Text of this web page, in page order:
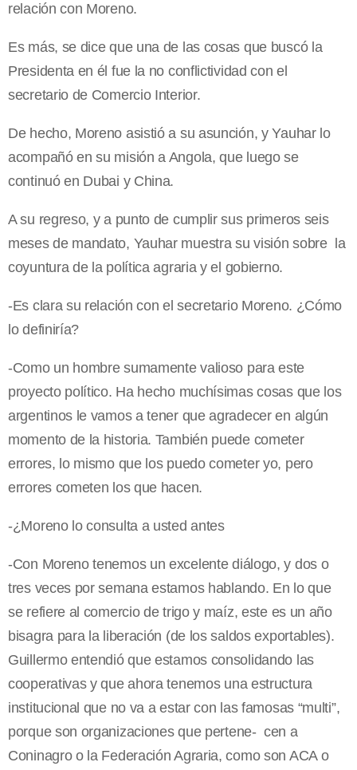
relación con Moreno.
Es más, se dice que una de las cosas que buscó la
Presidenta en él fue la no conflictividad con el
secretario de Comercio Interior.
De hecho, Moreno asistió a su asunción, y Yauhar lo
acompañó en su misión a Angola, que luego se
continuó en Dubai y China.
A su regreso, y a punto de cumplir sus primeros seis
meses de mandato, Yauhar muestra su visión sobre la
coyuntura de la política agraria y el gobierno.
-Es clara su relación con el secretario Moreno. ¿Cómo
lo definiría?
-Como un hombre sumamente valioso para este
proyecto político. Ha hecho muchísimas cosas que los
argentinos le vamos a tener que agradecer en algún
momento de la historia. También puede cometer
errores, lo mismo que los puedo cometer yo, pero
errores cometen los que hacen.
-¿Moreno lo consulta a usted antes
-Con Moreno tenemos un excelente diálogo, y dos o
tres veces por semana estamos hablando. En lo que
se refiere al comercio de trigo y maíz, este es un año
bisagra para la liberación (de los saldos exportables).
Guillermo entendió que estamos consolidando las
cooperativas y que ahora tenemos una estructura
institucional que no va a estar con las famosas “multi”,
porque son organizaciones que pertene- cen a
Coninagro o la Federación Agraria, como son ACA o